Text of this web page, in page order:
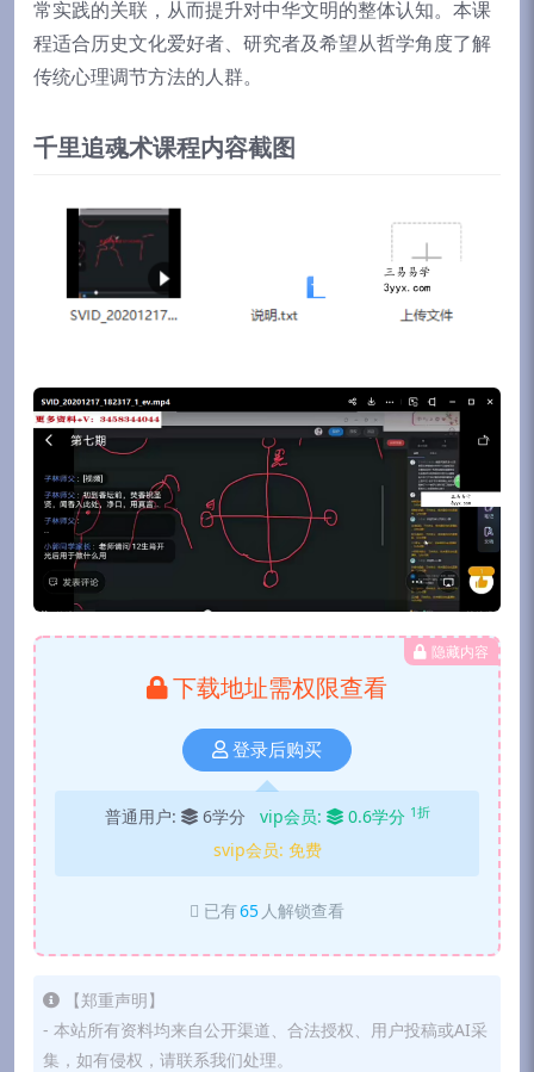
常实践的关联，从而提升对中华文明的整体认知。本课
程适合历史文化爱好者、研究者及希望从哲学角度了解
传统心理调节方法的人群。
千里追魂术课程内容截图
隐藏内容
下载地址需权限查看
登录后购买
普通用户: 6学分 vip会员: 0.6学分 1折
svip会员: 免费
已有65 人解锁查看
【郑重声明】
- 本站所有资料均来自公开渠道、合法授权、用户投稿或AI采
集，如有侵权，请联系我们处理。